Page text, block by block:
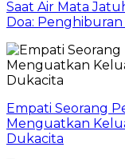
Saat Air Mata
Doa:
Empati Seorang
Menguatkan
Dukacita